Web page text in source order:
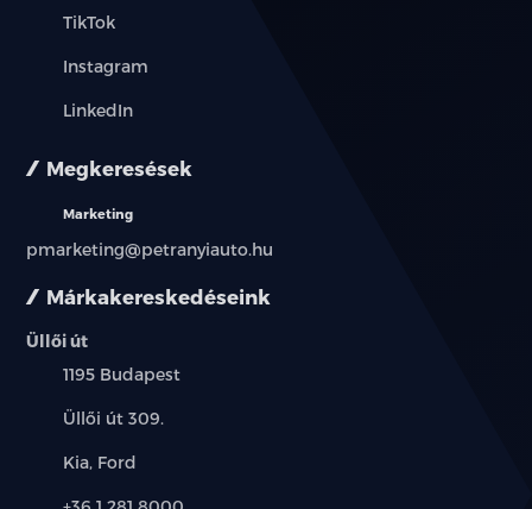
Metál fényezés
Márkakereskedéseink
Üllői út
Település:
1195 Budapest
Cím:
Üllői út 309.
Márkák:
Kia, Ford
TikTok
Instagram
LinkedIn
Megkeresések
Marketing
pmarketing@petranyiauto.hu